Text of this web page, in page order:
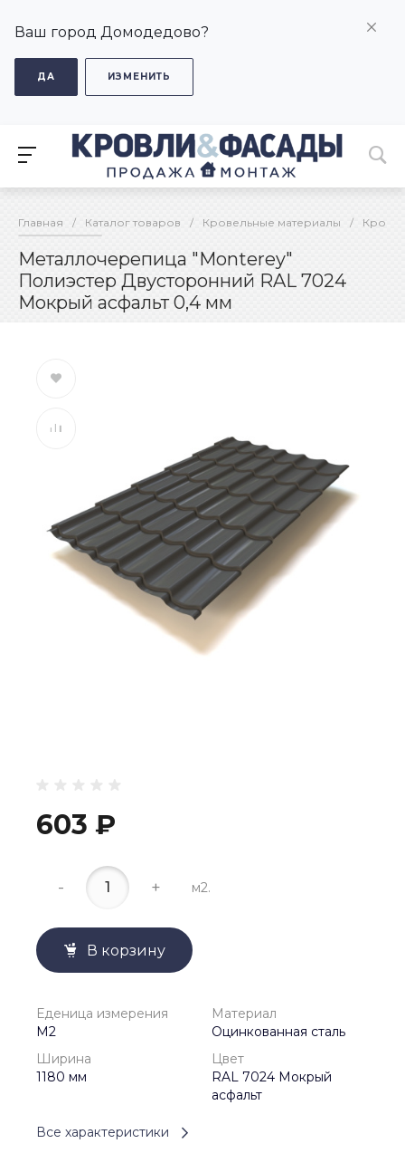
Ваш город Домодедово?
ДА ИЗМЕНИТЬ
Главная / Каталог товаров / Кровельные материалы /
Металлочерепица "Monterey"
Полиэстер Двусторонний RAL 7024
Мокрый асфальт 0,4 мм
603 ₽
- + м2.
В корзину
Еденица измерения
М2
Материал
Оцинкованная сталь
Ширина
1180 мм
Цвет
RAL 7024 Мокрый
асфальт
Все характеристики